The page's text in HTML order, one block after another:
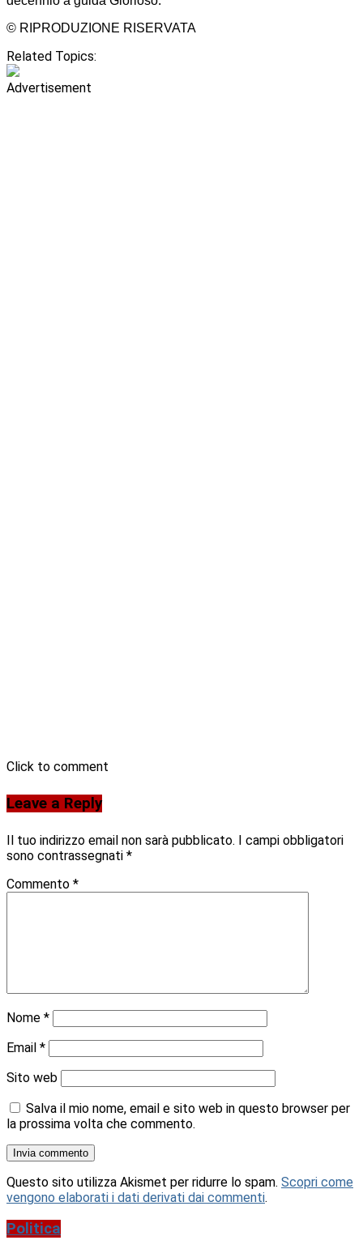
© RIPRODUZIONE RISERVATA
Related Topics:
Advertisement
Click to comment
Leave a Reply
Il tuo indirizzo email non sarà pubblicato. I campi obbligatori
sono contrassegnati *
Commento *
Nome *
Email *
Sito web
Salva il mio nome, email e sito web in questo browser per
la prossima volta che commento.
Questo sito utilizza Akismet per ridurre lo spam. Scopri come
vengono elaborati i dati derivati dai commenti.
Politica